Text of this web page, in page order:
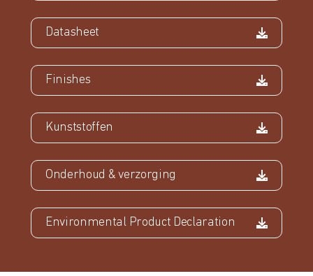
Datasheet
Finishes
Kunststoffen
Onderhoud & verzorging
Environmental Product Declaration